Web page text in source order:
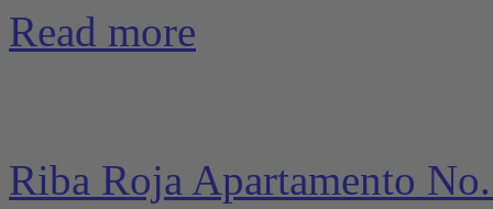
Read more
Riba Roja Apartamento